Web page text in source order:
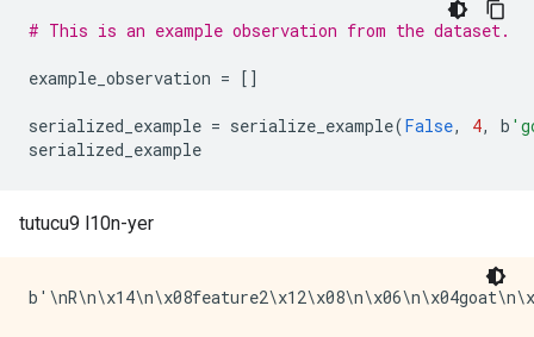
# This is an example observation from the dataset.
example_observation = []
serialized_example = serialize_example(False, 4, b
serialized_example
tutucu9 l10n-yer